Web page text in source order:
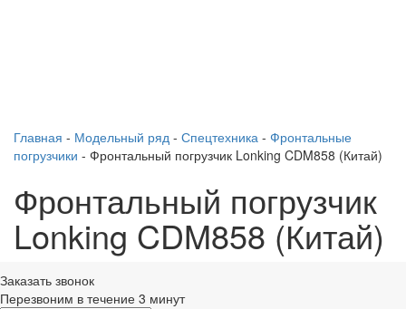
Главная - Модельный ряд - Спецтехника - Фронтальные
погрузчики - Фронтальный погрузчик Lonking CDM858 (Китай)
Фронтальный погрузчик
Lonking CDM858 (Китай)
Заказать звонок
Перезвоним в течение 3 минут